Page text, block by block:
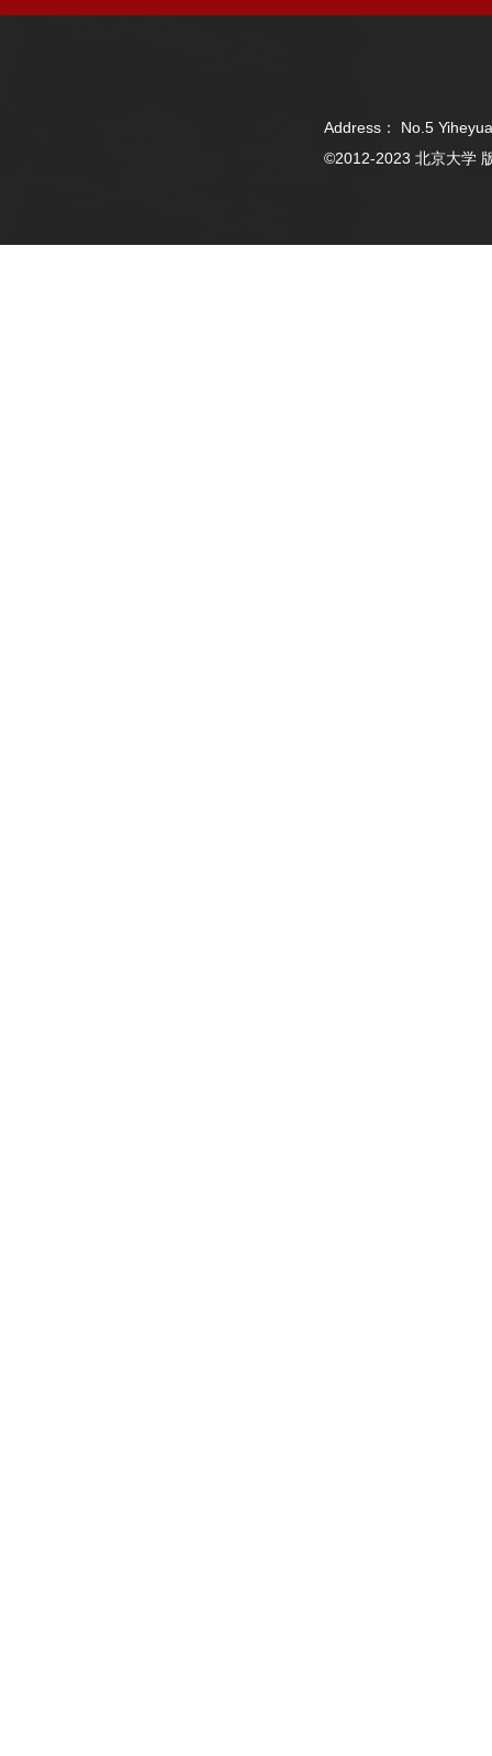
Address： No.5
©2012-2023 北京大学